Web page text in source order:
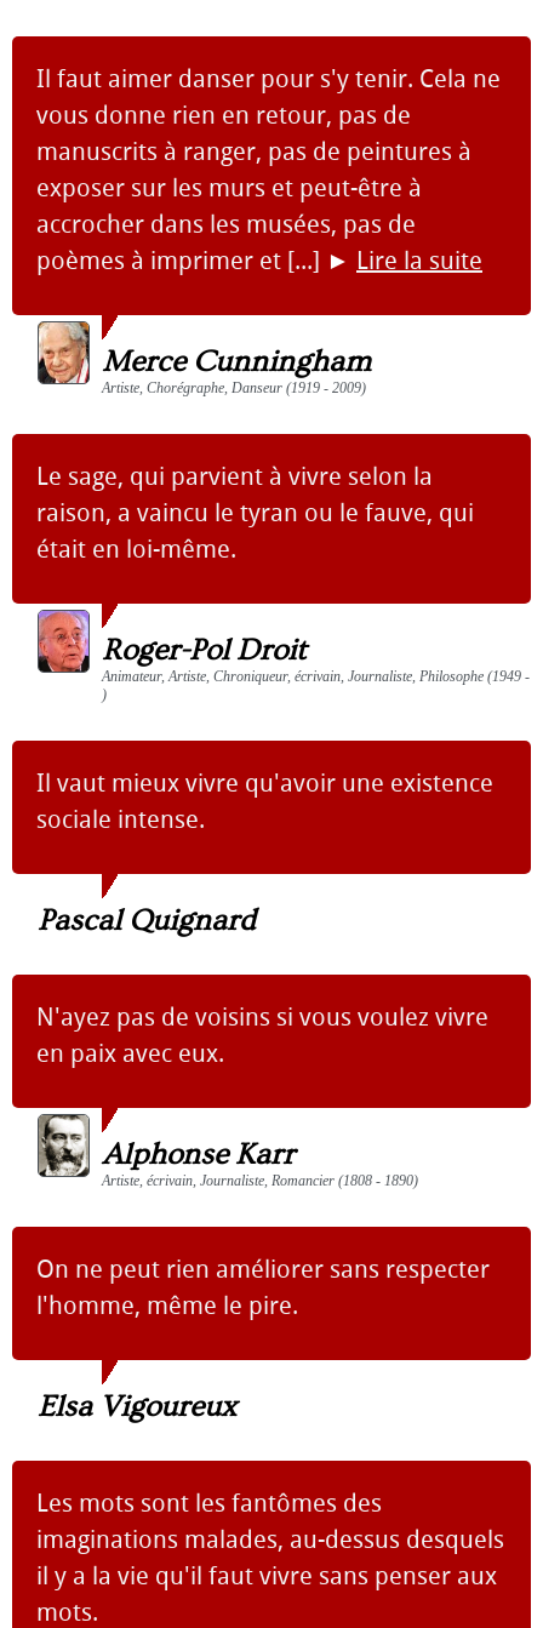
Il faut aimer danser pour s'y tenir. Cela ne
vous donne rien en retour, pas de
manuscrits à ranger, pas de peintures à
exposer sur les murs et peut-être à
accrocher dans les musées, pas de
poèmes à imprimer et [...] ► Lire la suite
Merce Cunningham
Artiste, Chorégraphe, Danseur (1919 - 2009)
Le sage, qui parvient à vivre selon la
raison, a vaincu le tyran ou le fauve, qui
était en loi-même.
Roger-Pol Droit
Animateur, Artiste, Chroniqueur, écrivain, Journaliste, Philosophe (1949 -
)
Il vaut mieux vivre qu'avoir une existence
sociale intense.
Pascal Quignard
N'ayez pas de voisins si vous voulez vivre
en paix avec eux.
Alphonse Karr
Artiste, écrivain, Journaliste, Romancier (1808 - 1890)
On ne peut rien améliorer sans respecter
l'homme, même le pire.
Elsa Vigoureux
Les mots sont les fantômes des
imaginations malades, au-dessus desquels
il y a la vie qu'il faut vivre sans penser aux
mots.